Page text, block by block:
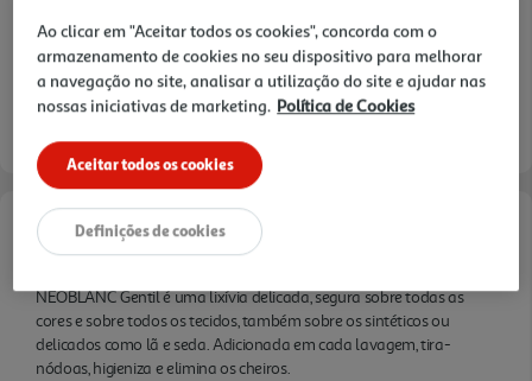
Informações de Marketing
NEOBLANC Gentil é uma lixívia delicada, segura sobre todas as
cores e sobre todos os tecidos, também sobre os sintéticos ou
delicados como lã e seda. Adicionada em cada lavagem, tira-
nódoas, higieniza e elimina os cheiros.
Ao clicar em "Aceitar todos os cookies", concorda com o
armazenamento de cookies no seu dispositivo para melhorar
a navegação no site, analisar a utilização do site e ajudar nas
nossas iniciativas de marketing. Política de Cookies
Aceitar todos os cookies
Definições de cookies